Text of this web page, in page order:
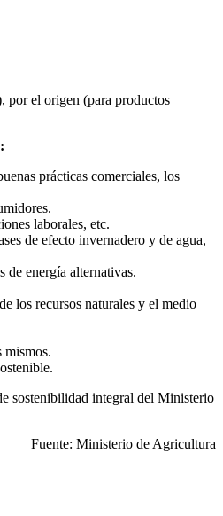
por el origen (para productos
:
prácticas comerciales, los
laborales, etc.
de efecto invernadero y de agua,
de energía alternativas.
los recursos naturales y el medio
mismos.
sostenibilidad integral del Ministerio
Fuente: Ministerio de Agricultura